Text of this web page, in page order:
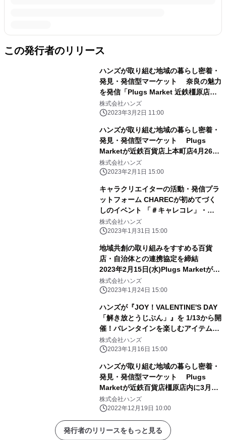
この発行者のリリース
ハンズが取り組む地域の暮らし密着・
発見・発信型マーケット 奈良の魅力
を発信「Plugs Market 近鉄橿原店」
奈良県初、2023年3月15日(水)にオ
ープン
株式会社ハンズ
2023年3月2日 11:00
ハンズが取り組む地域の暮らし密着・
発見・発信型マーケット Plugs
Marketが近鉄百貨店上本町店4月26日
(水)オープン！
株式会社ハンズ
2023年2月1日 15:00
キャラクリエイターの活動・発信プラ
ットフォーム CHARECが初めてづく
しのイベント 「＃キャレコレ」・
「CHAREC POPUP STORE」を開
催！
株式会社ハンズ
2023年1月31日 15:00
地域共創の取り組みをすすめる百貨
店・自治体との連携協定を締結
2023年2月15日(水)Plugs Marketが八
木橋百貨店内にオープン
株式会社ハンズ
2023年1月24日 15:00
ハンズが『JOY！VALENTINE'S DAY
「解き放とうじぶん」』を 1/13から開
催！バレンタインを楽しむアイテムを
豊富にご用意
株式会社ハンズ
2023年1月16日 15:00
ハンズが取り組む地域の暮らし密着・
発見・発信型マーケット Plugs
Marketが近鉄百貨店橿原店内に3月15
日(水)オープン！
株式会社ハンズ
2022年12月19日 10:00
発行者のリリースをもっと見る